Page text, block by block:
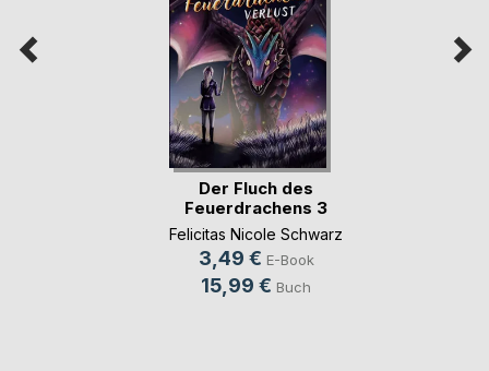
Der Fluch des
Feuerdrachens 3
Felicitas Nicole Schwarz
3,49 € E-Book
15,99 € Buch